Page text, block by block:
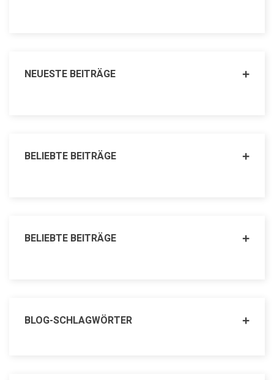
NEUESTE BEITRÄGE
BELIEBTE BEITRÄGE
BELIEBTE BEITRÄGE
BLOG-SCHLAGWÖRTER